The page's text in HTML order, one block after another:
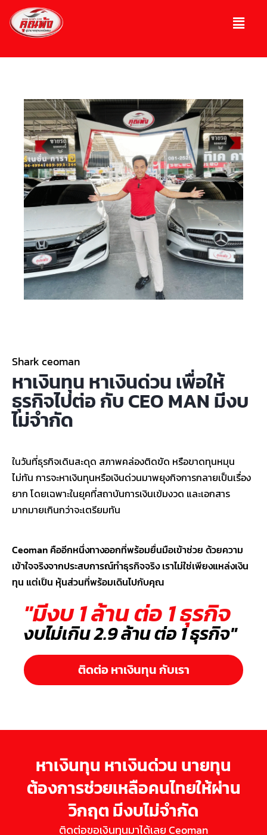
Shark ceoman
หาเงินทุน หาเงินด่วน เพื่อให้
ธุรกิจไปต่อ กับ CEO MAN มีงบ
ไม่จำกัด
ในวันที่ธุรกิจเดินสะดุด สภาพคล่องติดขัด หรือขาดทุนหมุน
ไม่ทัน การจะหาเงินทุนหรือเงินด่วนมาพยุงกิจการกลายเป็นเรื่อง
ยาก โดยเฉพาะในยุคที่สถาบันการเงินเข้มงวด และเอกสาร
มากมายเกินกว่าจะเตรียมทัน
Ceoman คืออีกหนึ่งทางออกที่พร้อมยื่นมือเข้าช่วย ด้วยความ
เข้าใจจริงจากประสบการณ์ทำธุรกิจจริง เราไม่ใช่เพียงแหล่งเงิน
ทุน แต่เป็น หุ้นส่วนที่พร้อมเดินไปกับคุณ
"มีงบ 1 ล้าน ต่อ 1 ธุรกิจ
งบไม่เกิน 2.9 ล้าน ต่อ 1 ธุรกิจ"
ติดต่อ หาเงินทุน กับเรา
หาเงินทุน หาเงินด่วน นายทุน
ต้องการช่วยเหลือคนไทยให้ผ่าน
วิกฤต มีงบไม่จำกัด
ติดต่อขอเงินทุนมาได้เลย Ceoman